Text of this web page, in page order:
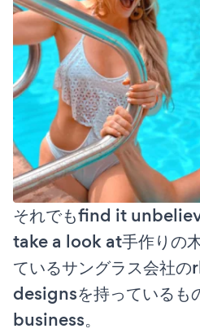
それでもfind it
take a look at手作りの
ているサングラス会社
designsを持っている
business。